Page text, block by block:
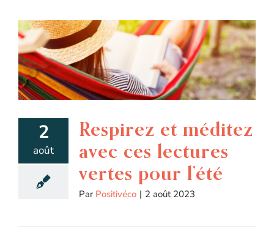
2
août
Respirez et méditez
avec ces lectures
vertes pour l’été
Par Positivéco | 2 août 2023